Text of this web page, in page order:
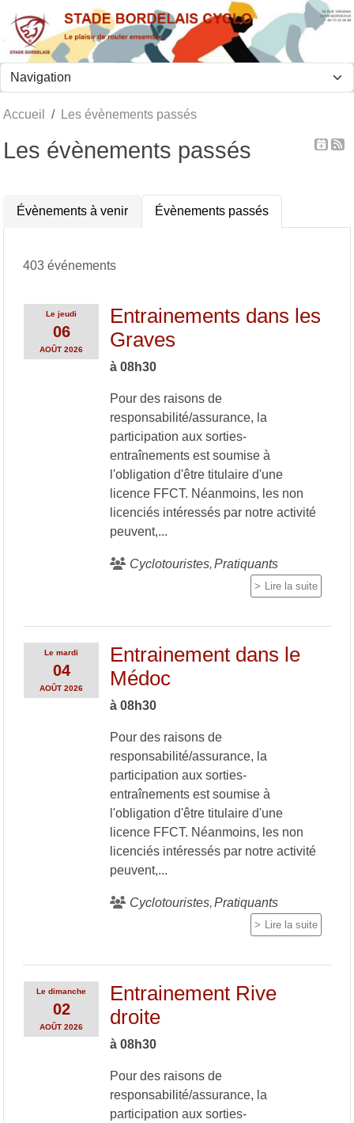
Accueil Les évènements passés
Les évènements passés
Évènements à venir Évènements passés
403 événements
Lejeudi
06
AOÛT 2026
Entrainements dans les
Graves
à 08h30
Pour des raisons de
responsabilité/assurance, la
participation aux sorties-
entraînements est soumise à
l'obligation d'être titulaire d'une
licence FFCT. Néanmoins, les non
licenciés intéressés par notre activité
peuvent,...
Cyclotouristes Pratiquants
Lire la suite
Lemardi
04
AOÛT 2026
Entrainement dans le
Médoc
à 08h30
Pour des raisons de
responsabilité/assurance, la
participation aux sorties-
entraînements est soumise à
l'obligation d'être titulaire d'une
licence FFCT. Néanmoins, les non
licenciés intéressés par notre activité
peuvent,...
Cyclotouristes Pratiquants
Lire la suite
Ledimanche
02
AOÛT 2026
Entrainement Rive
droite
à 08h30
Pour des raisons de
responsabilité/assurance, la
participation aux sorties-
Panneau de gestion des cookies